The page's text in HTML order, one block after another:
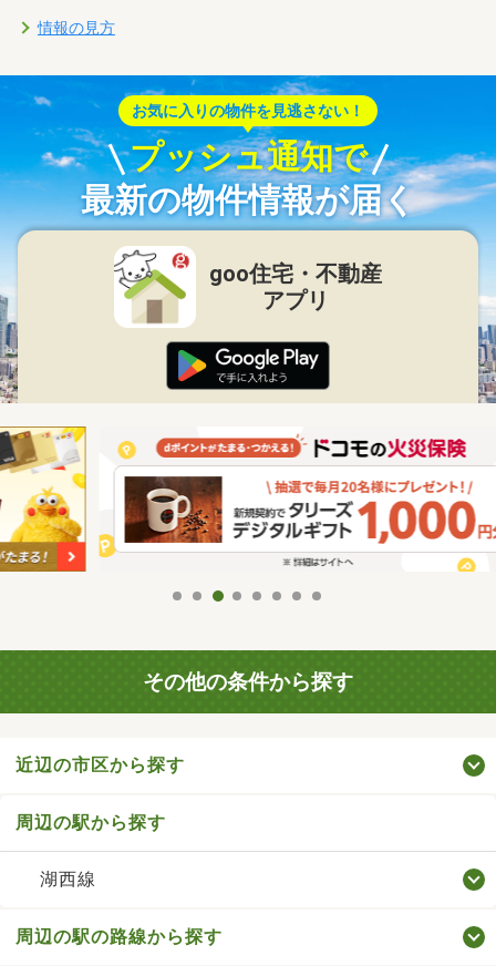
情報の見方
お気に入りの物件を見逃さない！
プッシュ通知で
最新の物件情報が届く
goo住宅・不動産
アプリ
その他の条件から探す
近辺の市区から探す
周辺の駅から探す
湖西線
周辺の駅の路線から探す